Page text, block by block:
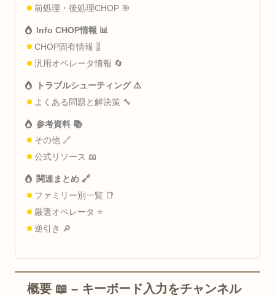
前処理・後処理CHOP 🎯
Info CHOP情報 📊
CHOP固有情報 🎚️
汎用オペレータ情報 🔄
トラブルシューティング ⚠️
よくある問題と解決策 🔧
参考資料 📚
その他 🔗
公式リソース 📖
関連まとめ 🔗
ファミリー別一覧 📑
厳選オペレータ ⭐
逆引き 🔎
概要 📖 – キーボード入力をチャンネル